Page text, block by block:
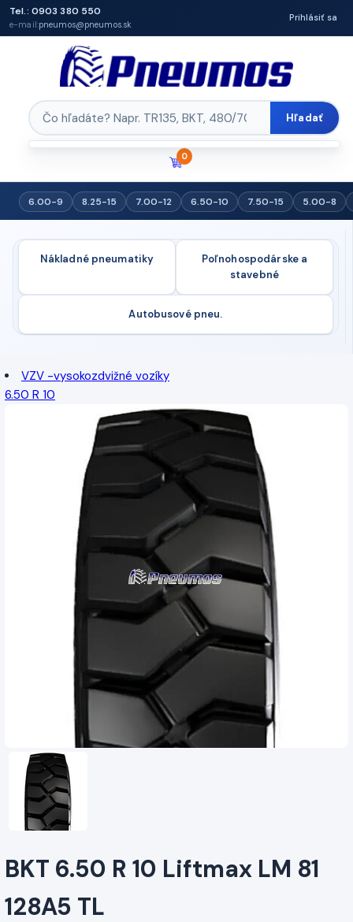
Tel.: 0903 380 550
e-mail:pneumos@pneumos.sk
Prihlásiť sa
Hľadať
0
6.00-9 8.25-15 7.00-12 6.50-10 7.50-15 5.00-8
Nákladné pneumatiky
Poľnohospodárske a
stavebné
Autobusové pneu.
VZV -vysokozdvižné vozíky
6.50 R 10
BKT 6.50 R 10 Liftmax LM 81
128A5 TL